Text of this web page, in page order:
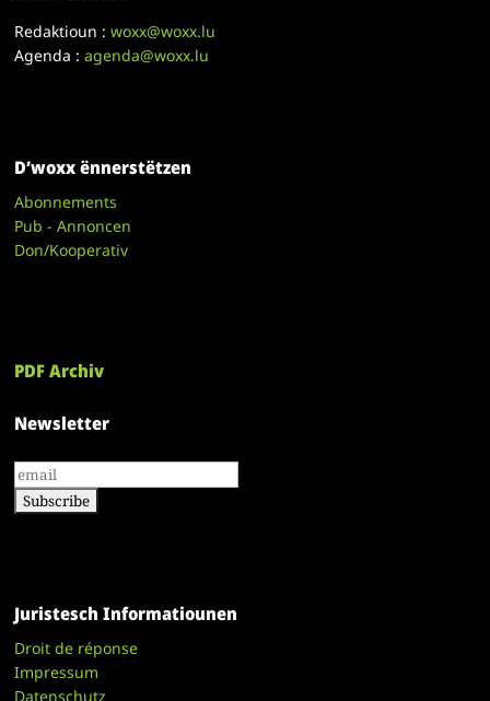
Redaktioun :woxx@woxx.lu
Agenda :agenda@woxx.lu
D’woxx ënnerstëtzen
Abonnements
Pub - Annoncen
Don/Kooperativ
PDF Archiv
Newsletter
Juristesch Informatiounen
Droit de réponse
Impressum
Datenschutz